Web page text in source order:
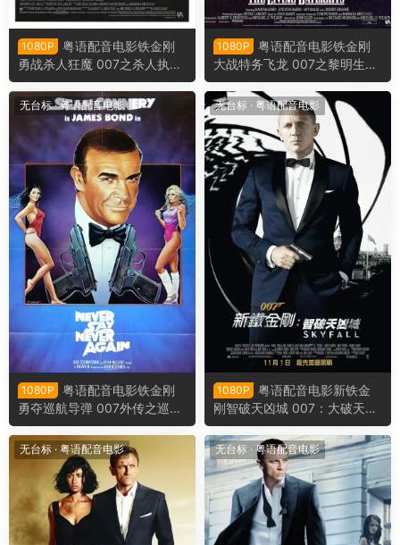
1080P
粤语配音电影铁金刚
勇战杀人狂魔 007之杀人执照
致命执照 Licence to Kill
1080P
粤语配音电影铁金刚
大战特务飞龙 007之黎明生机
黎明生机 The Living Daylight
s
无台标·粤语配音电影
1080P
粤语配音电影铁金刚
勇夺巡航导弹 007外传之巡弋
飞弹 永不说不 Never Say Ne
ver Again
无台标 · 粤语配音电影
1080P
粤语配音电影新铁金
刚智破天凶城 007：大破天幕
杀机 007：空降危机 Skyfall
无台标 · 粤语配音电影 无台标 · 粤语配音电影